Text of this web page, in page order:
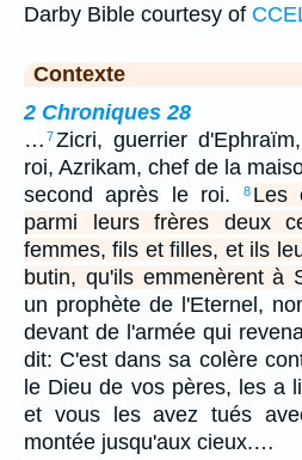
Darby Bible courtesy of
Contexte
2 Chroniques 28
… 7Zicri, guerrier
roi, Azrikam, chef de la
second après le roi.
8 Les
parmi leurs frères deux
femmes, fils et filles, et ils
butin, qu'ils emmenèrent à
un prophète de l'Eternel,
devant de l'armée qui
dit: C'est dans sa colère
le Dieu de vos pères, les a
et vous les avez tués
montée jusqu'aux cieux.…